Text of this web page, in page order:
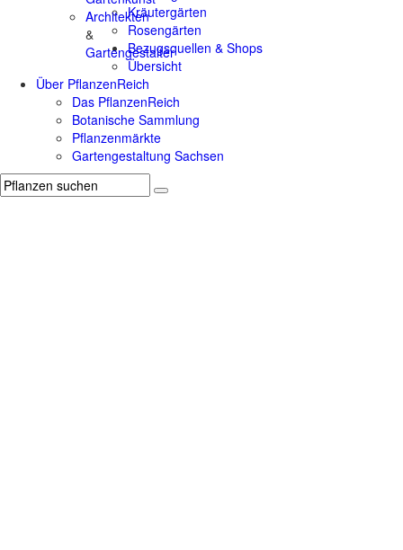
Architekten
&
Gartengestalter
Kräutergärten
Rosengärten
Bezugsquellen & Shops
Übersicht
Über PflanzenReich
Das PflanzenReich
Botanische Sammlung
Pflanzenmärkte
Gartengestaltung Sachsen